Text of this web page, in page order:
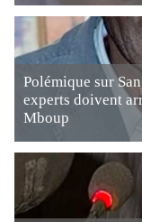
Polémique sur
experts doivent
Mboup